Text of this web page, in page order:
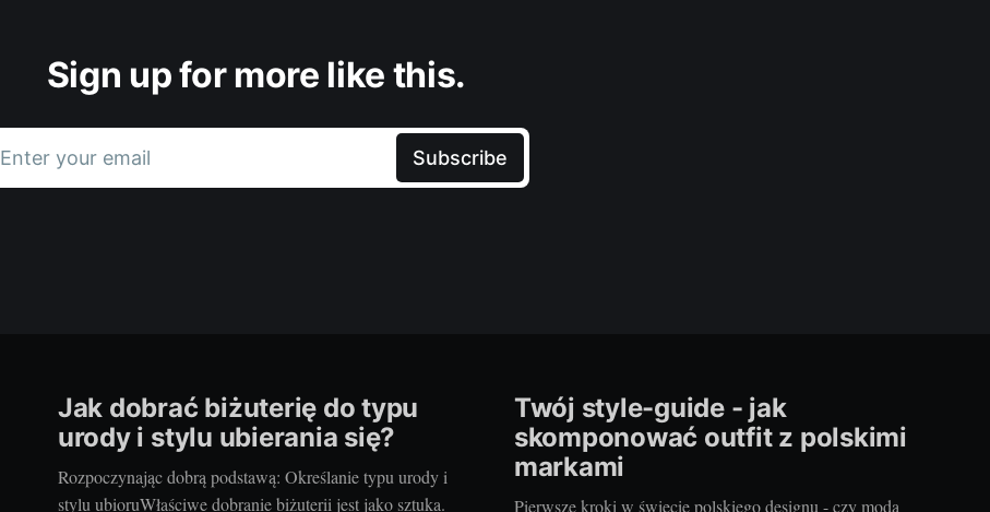
Sign up for more like this.
Enter your email Subscribe
Jak dobrać biżuterię do typu
urody i stylu ubierania się?
Rozpoczynając dobrą podstawą: Określanie typu urody i
stylu ubioruWłaściwe dobranie biżuterii jest jako sztuka.
Twój style-guide - jak
skomponować outfit z polskimi
markami
Pierwsze kroki w świecie polskiego designu - czy moda